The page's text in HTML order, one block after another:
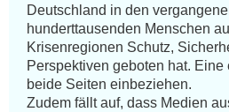
Deutschland in den
hunderttausenden Menschen
Krisenregionen Schutz,
Perspektiven geboten hat.
beide Seiten einbeziehen.
Zudem fällt auf, dass Medien